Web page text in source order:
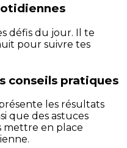
défis du jour. Il te
pour suivre tes
conseils pratiques
les résultats
que des astuces
mettre en place